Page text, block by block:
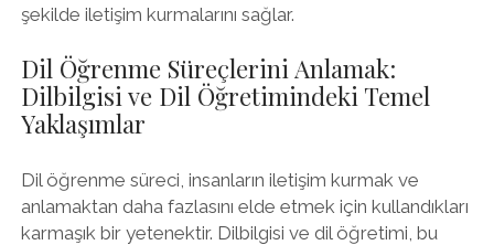
şekilde iletişim kurmalarını sağlar.
Dil Öğrenme Süreçlerini Anlamak:
Dilbilgisi ve Dil Öğretimindeki Temel
Yaklaşımlar
Dil öğrenme süreci, insanların iletişim kurmak ve
anlamaktan daha fazlasını elde etmek için kullandıkları
karmaşık bir yetenektir. Dilbilgisi ve dil öğretimi, bu